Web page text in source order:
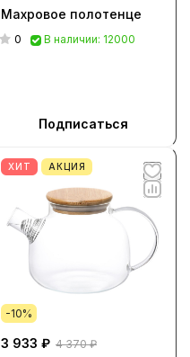
Махровое полотенце
0 В наличии: 12000
Подписаться
ХИТ АКЦИЯ
-10%
3 933 ₽ 4 370 ₽